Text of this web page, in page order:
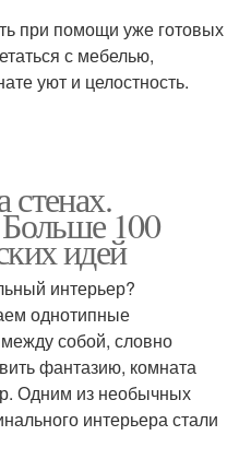
при помощи уже готовых
с мебелью,
уют и целостность.
стенах.
100
идей
интерьер?
однотипные
собой, словно
фантазию, комната
Одним из необычных
интерьера стали